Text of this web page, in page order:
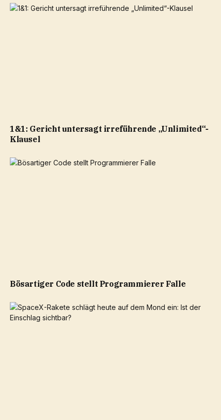
1&1: Gericht untersagt irreführende „Unlimited“-
Klausel
Bösartiger Code stellt Programmierer Falle